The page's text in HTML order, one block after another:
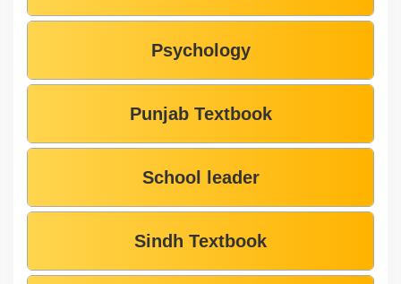
Psychology
Punjab Textbook
School leader
Sindh Textbook